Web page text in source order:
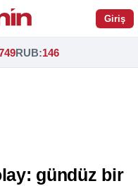
Giriş
RUB:146
gündüz bir